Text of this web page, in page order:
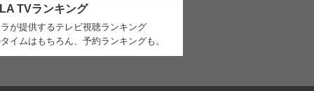
TVランキング
が提供するテレビ視聴ランキング
イムはもちろん、予約ランキングも。